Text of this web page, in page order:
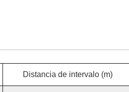
Distancia de intervalo (m)